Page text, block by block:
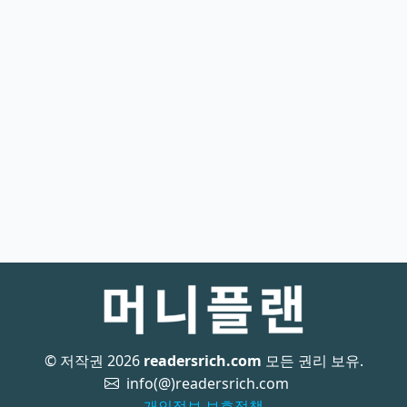
© 저작권 2026 readersrich.com 모든 권리 보유.
info(@)readersrich.com